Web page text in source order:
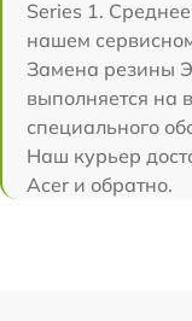
Series 1.
нашем
Замена резины
выполняется на
специального
Наш курьер
Acer и обратно.